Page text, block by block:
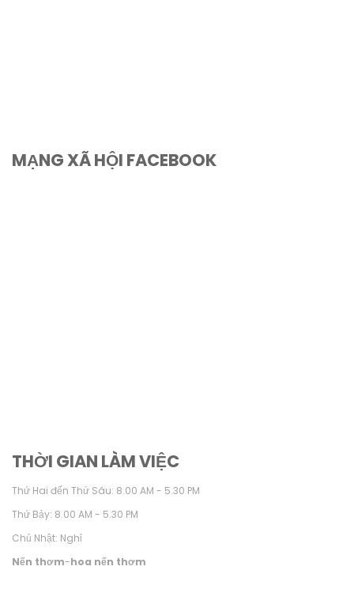
MẠNG XÃ HỘI FACEBOOK
THỜI GIAN LÀM VIỆC
Thứ Hai đến Thứ Sáu: 8.00 AM - 5.30 PM
Thứ Bảy: 8.00 AM - 5.30 PM
Chủ Nhật: Nghỉ
Nến thơm-hoa nến thơm